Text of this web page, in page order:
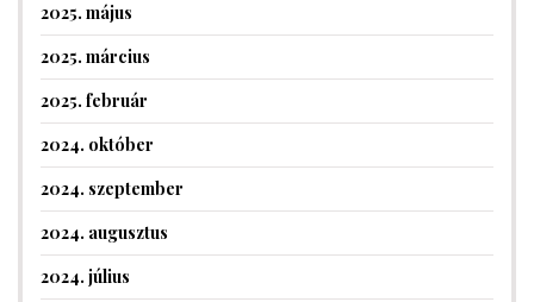
2025. május
2025. március
2025. február
2024. október
2024. szeptember
2024. augusztus
2024. július